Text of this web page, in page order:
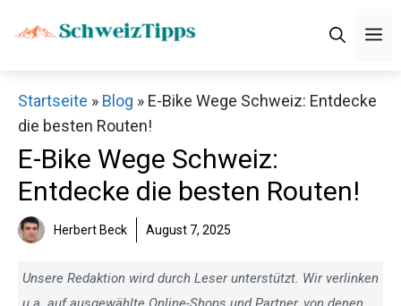
Inhalt
Startseite » Blog » E-Bike Wege Schweiz: Entdecke
die besten Routen!
E-Bike Wege Schweiz:
Entdecke die besten Routen!
Herbert Beck August 7, 2025
Unsere Redaktion wird durch Leser unterstützt. Wir verlinken